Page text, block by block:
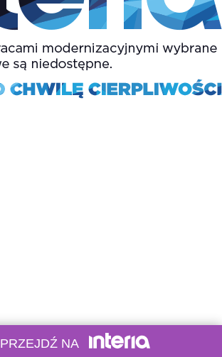
PRZEJDŹ NA